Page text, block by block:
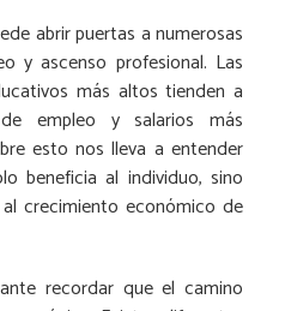
abrir puertas a numerosas
y ascenso profesional. Las
más altos tienden a
empleo y salarios más
esto nos lleva a entender
beneficia al individuo, sino
crecimiento económico de
recordar que el camino